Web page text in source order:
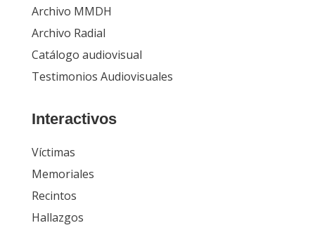
Archivo MMDH
Archivo Radial
Catálogo audiovisual
Testimonios Audiovisuales
Interactivos
Víctimas
Memoriales
Recintos
Hallazgos